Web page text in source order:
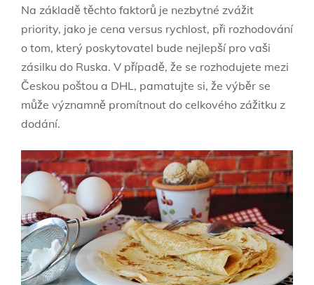
Na základě těchto faktorů je nezbytné zvážit
priority, jako je cena versus rychlost, při rozhodování
o tom, který poskytovatel bude nejlepší pro vaši
zásilku do Ruska. V případě, že se rozhodujete mezi
Českou poštou a DHL, pamatujte si, že výběr se
může významně promítnout do celkového zážitku z
dodání.